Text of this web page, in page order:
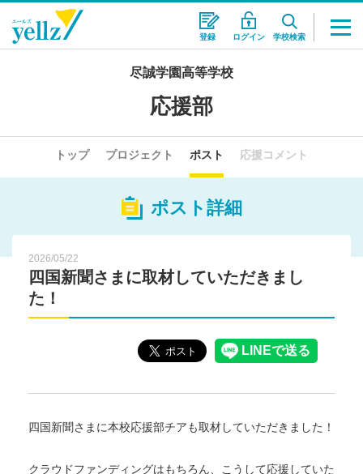
登録 ログイン 学校検索
尽誠学園高等学校
応援部
トップ プロジェクト ポスト 応援コメント
ポスト詳細
2026/05/22
四国新聞さまに取材していただきまし
た！
四国新聞さまに本校応援部チアも取材していただきました！
クラウドファンディングはもちろん、こうして応援していた